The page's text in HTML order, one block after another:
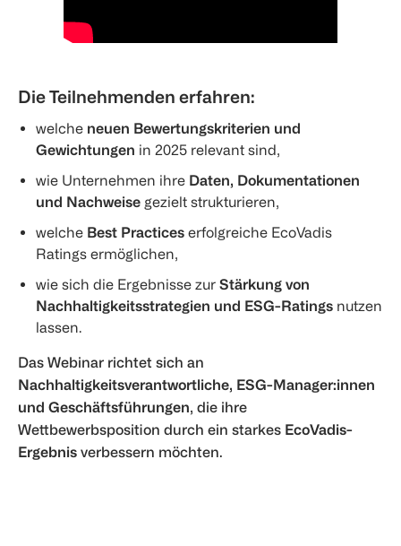
Die Teilnehmenden erfahren:
welche neuen Bewertungskriterien und
Gewichtungen in 2025 relevant sind,
wie Unternehmen ihre Daten, Dokumentationen
und Nachweise gezielt strukturieren,
welche Best Practices erfolgreiche EcoVadis
Ratings ermöglichen,
wie sich die Ergebnisse zur Stärkung von
Nachhaltigkeitsstrategien und ESG-Ratings nutzen
lassen.
Das Webinar richtet sich an
Nachhaltigkeitsverantwortliche, ESG-Manager:innen
und Geschäftsführungen, die ihre
Wettbewerbsposition durch ein starkes EcoVadis-
Ergebnis verbessern möchten.